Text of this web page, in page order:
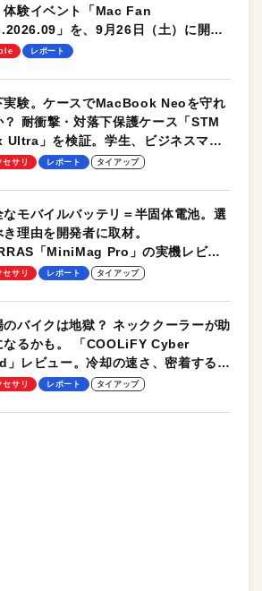
体験イベント「Mac Fan
」を、9月26日（土）に開催
す！レポート
実験。ケースでMacBook Neoを守れ
？ 耐衝撃・対落下保護ケース「STM
Ultra」を検証。学生、ビジネスマン
バイルユースに最適！
セサリ レポート タイアップ
なモバイルバッテリ＝半固体電池。選
き理由を開発者に取材。
「MiniMag Pro」の実機レビュ
セサリ レポート タイアップ
のバイクは地獄？ ネッククーラーが助
なるかも。 「COOLiFY Cyber
」レビュー。冷却の速さ、密着する冷
レート、シンプルな操作性がグッド！
セサリ レポート タイアップ